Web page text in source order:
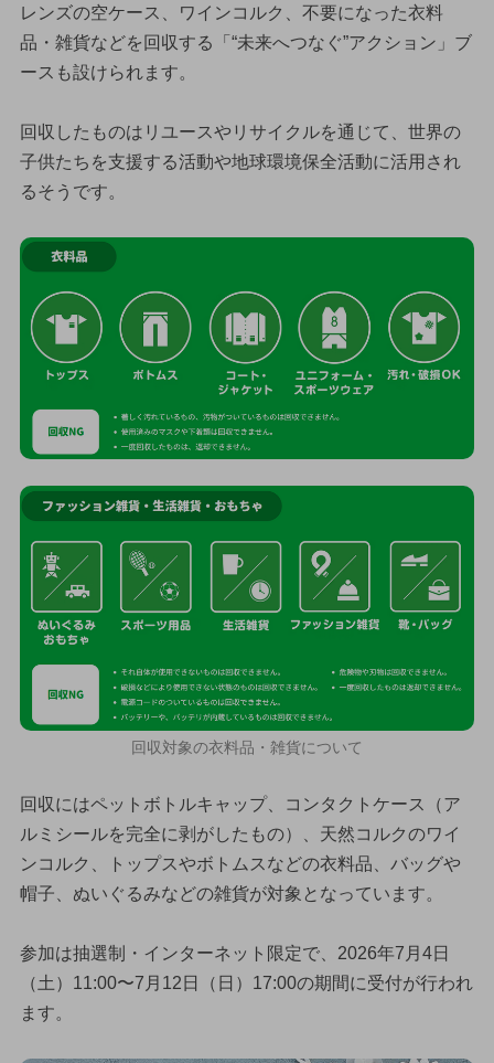
レンズの空ケース、ワインコルク、不要になった衣料
品・雑貨などを回収する「“未来へつなぐ”アクション」ブ
ースも設けられます。
回収したものはリユースやリサイクルを通じて、世界の
子供たちを支援する活動や地球環境保全活動に活用され
るそうです。
回収対象の衣料品・雑貨について
回収にはペットボトルキャップ、コンタクトケース（ア
ルミシールを完全に剥がしたもの）、天然コルクのワイ
ンコルク、トップスやボトムスなどの衣料品、バッグや
帽子、ぬいぐるみなどの雑貨が対象となっています。
参加は抽選制・インターネット限定で、2026年7月4日
（土）11:00〜7月12日（日）17:00の期間に受付が行われ
ます。